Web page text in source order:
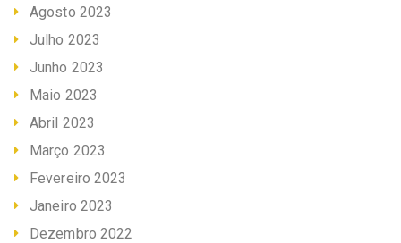
Agosto 2023
Julho 2023
Junho 2023
Maio 2023
Abril 2023
Março 2023
Fevereiro 2023
Janeiro 2023
Dezembro 2022